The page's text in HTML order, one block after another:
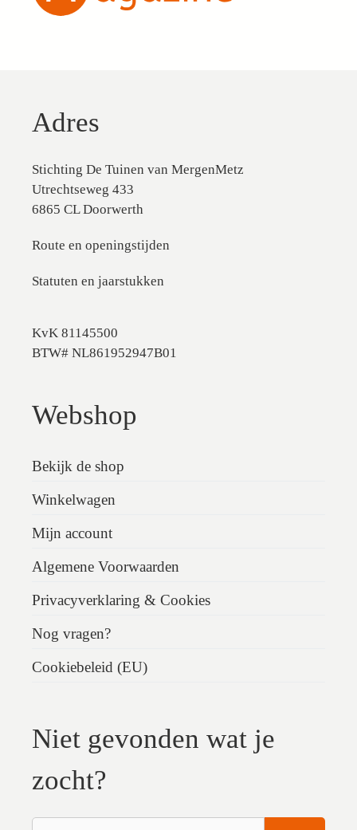
Adres
Stichting De Tuinen van MergenMetz
Utrechtseweg 433
6865 CL Doorwerth
Route en openingstijden
Statuten en jaarstukken
KvK 81145500
BTW# NL861952947B01
Webshop
Bekijk de shop
Winkelwagen
Mijn account
Algemene Voorwaarden
Privacyverklaring & Cookies
Nog vragen?
Cookiebeleid (EU)
Niet gevonden wat je
zocht?